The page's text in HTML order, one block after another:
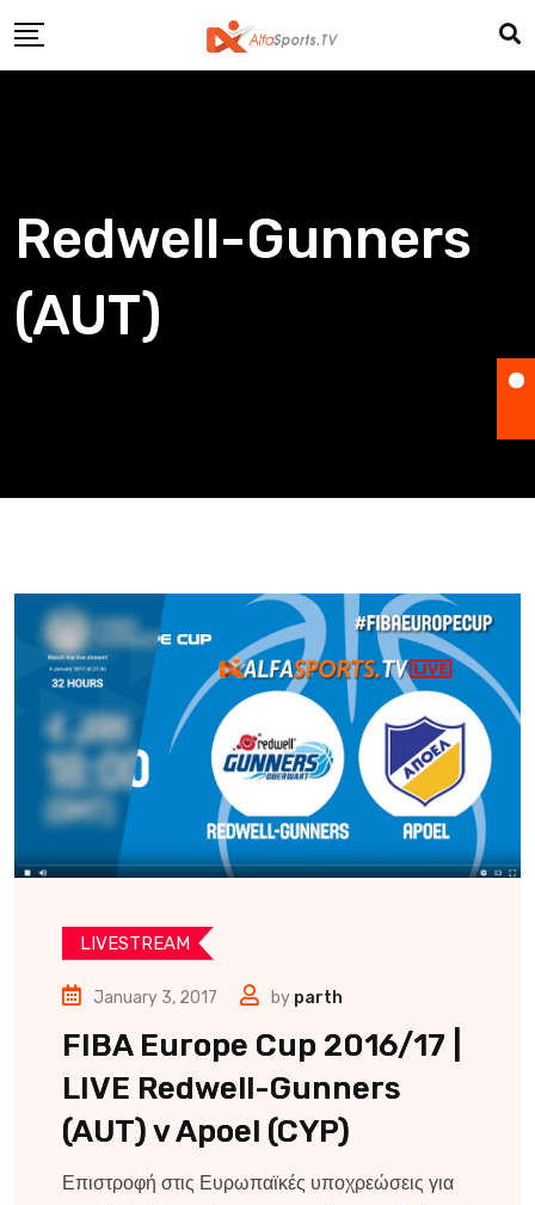
to
Redwell-Gunners
(AUT)
LIVESTREAM
January 3, 2017 by parth
FIBA Europe Cup 2016/17 |
LIVE Redwell-Gunners
(AUT) v Apoel (CYP)
Επιστροφή στις Ευρωπαϊκές υποχρεώσεις για